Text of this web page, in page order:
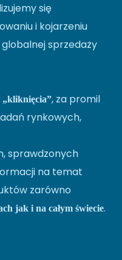
się
i kojarzeniu
sprzedaży
„kliknięcia”, za promil
rynkowych,
sprawdzonych
na temat
zarówno
jak i na całym świecie.